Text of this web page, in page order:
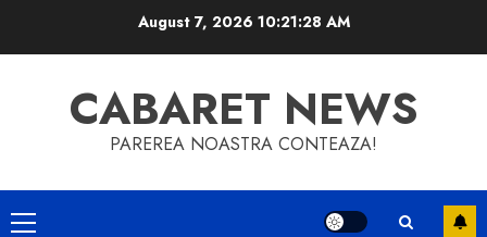
August 7, 2026 10:21:28 AM
CABARET NEWS
PAREREA NOASTRA CONTEAZA!
Primary